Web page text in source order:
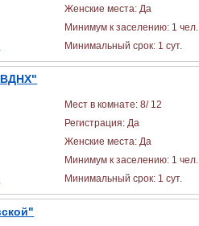
Женские места: Да
Минимум к заселению: 1 чел.
Минимальный срок: 1 сут.
ВДНХ"
Мест в комнате: 8/ 12
Регистрация: Да
Женские места: Да
Минимум к заселению: 1 чел.
Минимальный срок: 1 сут.